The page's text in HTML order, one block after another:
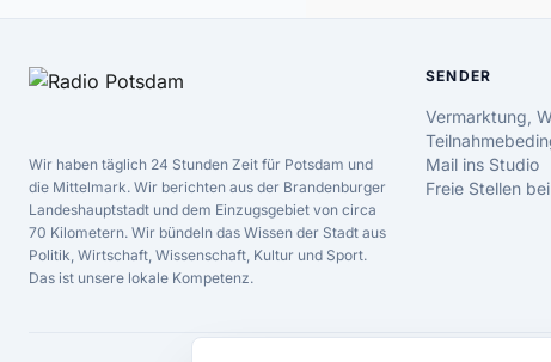
Wir haben täglich 24 Stunden Zeit für Potsdam und
die Mittelmark. Wir berichten aus der Brandenburger
Landeshauptstadt und dem Einzugsgebiet von circa
70 Kilometern. Wir bündeln das Wissen der Stadt aus
Politik, Wirtschaft, Wissenschaft, Kultur und Sport.
Das ist unsere lokale Kompetenz.
SENDER
Vermarktung,
Mail ins Studio
Freie Stellen